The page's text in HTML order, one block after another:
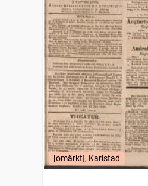
[omärkt], Karlstad